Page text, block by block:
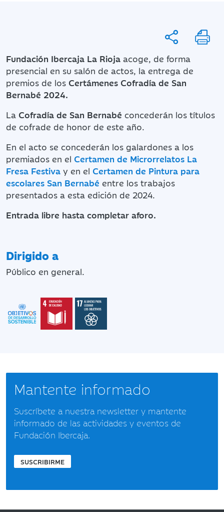
Fundación Ibercaja La Rioja acoge, de forma
presencial en su salón de actos, la entrega de
premios de los Certámenes Cofradía de San
Bernabé 2024.
La Cofradía de San Bernabé concederán los títulos
de cofrade de honor de este año.
En el acto se concederán los galardones a los
premiados en el Certamen de Microrrelatos La
Fresa Festiva y en el Certamen de Pintura para
escolares San Bernabé entre los trabajos
presentados a esta edición de 2024.
Entrada libre hasta completar aforo.
Dirigido a
Público en general.
Mantente informado
Suscríbete a nuestra newsletter y mantente
informado de las actividades y eventos de
Fundación Ibercaja.
SUSCRIBIRME